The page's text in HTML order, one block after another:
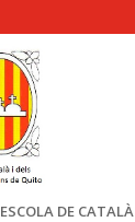
ESCOLA DE CATALÀ